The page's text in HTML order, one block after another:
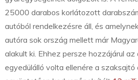
25000 darabos korlátozott
autóból rendelkezésre áll, és
autóra sok ország mellett már
alakult ki. Ehhez persze hozzájárul az
egyedülálló volta ellenére a szaksajtó